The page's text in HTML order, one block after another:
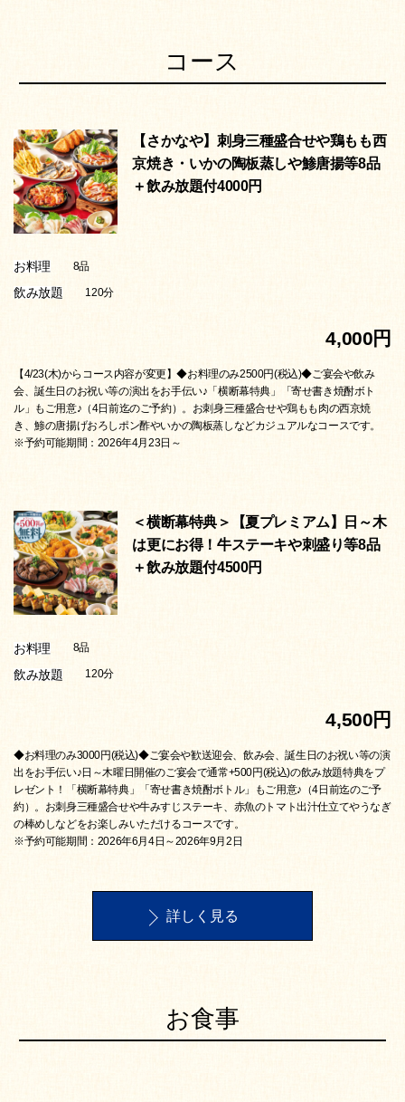
コース
【さかなや】刺身三種盛合せや鶏もも西
京焼き・いかの陶板蒸しや鯵唐揚等8品
＋飲み放題付4000円
お料理 8品
飲み放題 120分
4,000円
【4/23(木)からコース内容が変更】◆お料理のみ2500円(税込)◆ご宴会や飲み
会、誕生日のお祝い等の演出をお手伝い♪「横断幕特典」「寄せ書き焼酎ボト
ル」もご用意♪（4日前迄のご予約）。お刺身三種盛合せや鶏もも肉の西京焼
き、鯵の唐揚げおろしポン酢やいかの陶板蒸しなどカジュアルなコースです。
※予約可能期間：2026年4月23日～
＜横断幕特典＞【夏プレミアム】日～木
は更にお得！牛ステーキや刺盛り等8品
＋飲み放題付4500円
お料理 8品
飲み放題 120分
4,500円
◆お料理のみ3000円(税込)◆ご宴会や歓送迎会、飲み会、誕生日のお祝い等の演
出をお手伝い♪日～木曜日開催のご宴会で通常+500円(税込)の飲み放題特典をプ
レゼント！「横断幕特典」「寄せ書き焼酎ボトル」もご用意♪（4日前迄のご予
約）。お刺身三種盛合せや牛みすじステーキ、赤魚のトマト出汁仕立てやうなぎ
の棒めしなどをお楽しみいただけるコースです。
※予約可能期間：2026年6月4日～2026年9月2日
詳しく見る
お食事